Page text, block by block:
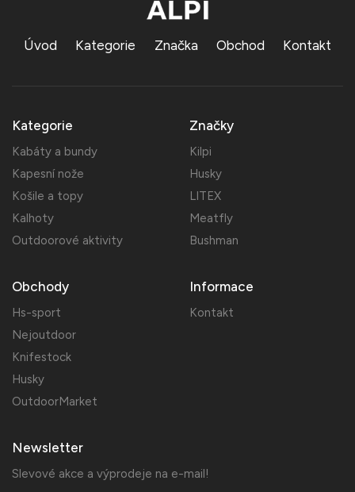
Úvod Kategorie Značka Obchod Kontakt
Kategorie
Kabáty a bundy
Kapesní nože
Košile a topy
Kalhoty
Outdoorové aktivity
Značky
Kilpi
Husky
LITEX
Meatfly
Bushman
Obchody
Hs-sport
Nejoutdoor
Knifestock
Husky
OutdoorMarket
Informace
Kontakt
Newsletter
Slevové akce a výprodeje na e-mail!